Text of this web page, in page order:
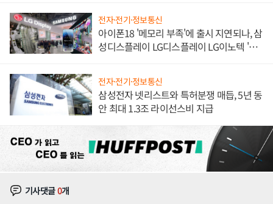
전자·전기·정보통신
아이폰18 '메모리 부족'에 출시 지연되나, 삼
성디스플레이 LG디스플레이 LG이노텍 '탈
전자·전기·정보통신
삼성전자 넷리스트와 특허분쟁 매듭, 5년 동
안 최대 1.3조 라이선스비 지급
기사댓글0개